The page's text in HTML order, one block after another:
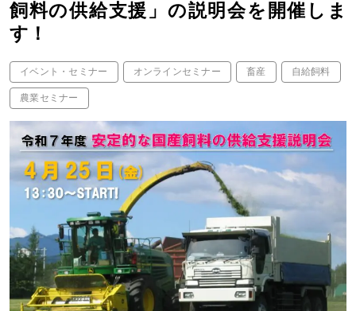
飼料の供給支援」の説明会を開催しま
す！
イベント・セミナー オンラインセミナー 畜産 自給飼料
農業セミナー